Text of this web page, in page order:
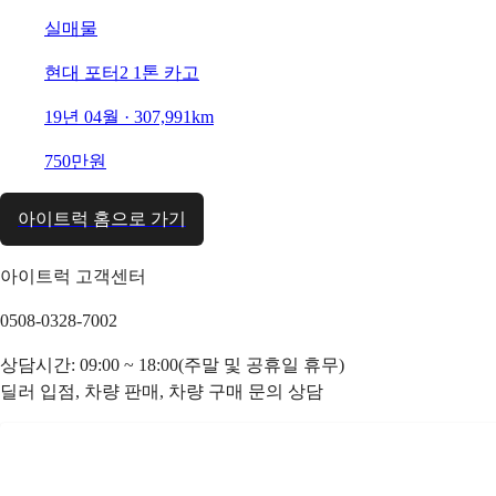
실매물
현대 포터2 1톤 카고
19년 04월 · 307,991km
750만원
아이트럭 홈으로 가기
아이트럭 고객센터
0508-0328-7002
상담시간: 09:00 ~ 18:00(주말 및 공휴일 휴무)
딜러 입점, 차량 판매, 차량 구매 문의 상담